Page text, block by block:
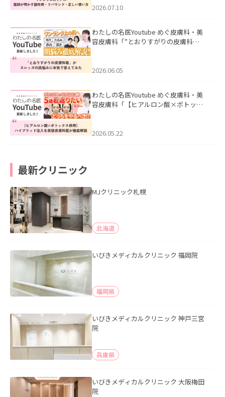
た。
2026.07.10
わたしの名医Youtube めぐ皮膚科・美
容皮膚科「”とおりすがりの皮膚科
2026.06.05
わたしの名医Youtube めぐ皮膚科・美
容皮膚科「【ヒアルロン酸×ボトック
た。
2026.05.22
最新クリニック
MJクリニック札幌
北海道
いびきメディカルクリニック 福岡院
福岡県
いびきメディカルクリニック 神戸三宮
院
兵庫県
いびきメディカルクリニック 大阪梅田
院